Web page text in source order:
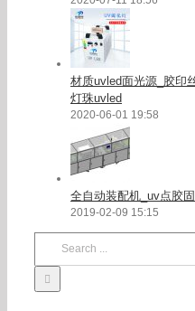
材质uvled面光源_胶印
灯珠uvled
2020-06-01 19:58
全自动装配机_uv点胶
2019-02-09 15:15